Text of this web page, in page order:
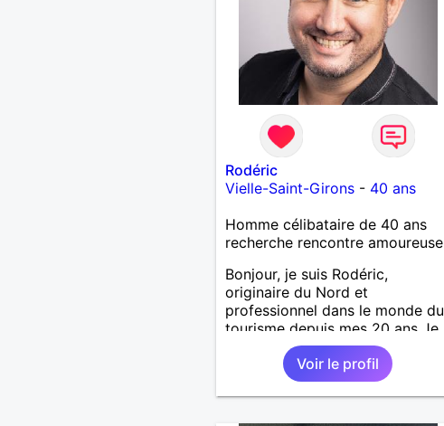
Rodéric
Vielle-Saint-Girons- 40 ans
Homme célibataire de 40 ans
recherche rencontre amoureuse
Bonjour, je suis Rodéric,
originaire du Nord et
professionnel dans le monde du
tourisme depuis mes 20 ans Je
suis arrivée dans les landes en
début d'année pour un nouveau
job A la recherche d'une
personne avec qui découvrir,
Voir le profil